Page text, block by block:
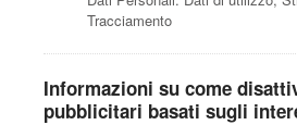
Tracciamento
Informazioni su come
pubblicitari basati sugli